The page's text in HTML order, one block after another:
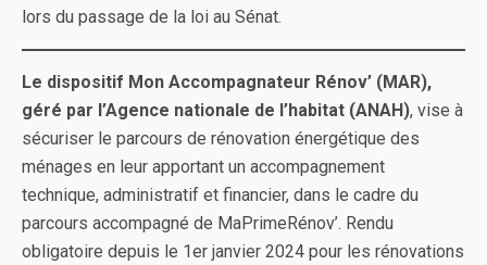
lors du passage de la loi au Sénat.
Le dispositif Mon Accompagnateur Rénov’ (MAR),
géré par l’Agence nationale de l’habitat (ANAH), vise à
sécuriser le parcours de rénovation énergétique des
ménages en leur apportant un accompagnement
technique, administratif et financier, dans le cadre du
parcours accompagné de MaPrimeRénov’. Rendu
obligatoire depuis le 1er janvier 2024 pour les rénovations